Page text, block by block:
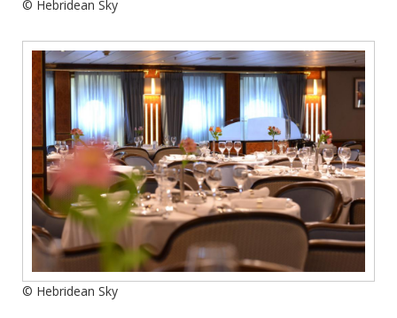
© Hebridean Sky
© Hebridean Sky